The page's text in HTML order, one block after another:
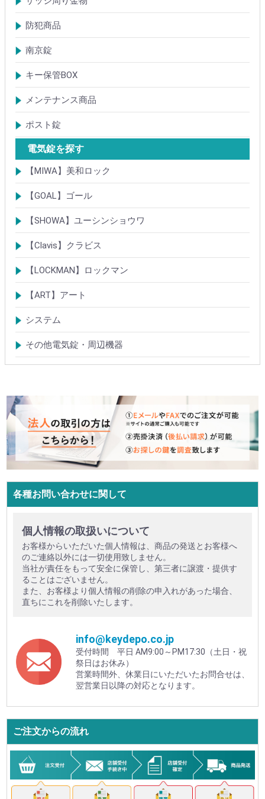
ドアガード
ドアチェーン
クレセント錠
丁番
フランス落とし
ドアクローザ
防犯商品
防犯簡易錠
防犯サムターン
ガードプレート・Lフロント
その他
南京錠
【ALPHA】アルファ
【ABUS】アバス
その他
キー保管BOX
大型キーBOX
小型キーBOX
メンテナンス商品
鍵の潤滑剤
サッシ調整ツール
ポスト錠
【Tajima(MET)】
【DAIKEN】
【コーワソニア】
【キョーワナスタ】
【リンタツ】
その他
電気錠を探す
【MIWA】美和ロック
電気錠・電気ストライク
通電金具
制御器・操作器
電材・その他
BANシリーズ
非接触キー・IDカード
Raccessシリーズ
ノンタッチシリーズ
iELシリーズ
FKL・FeliCa・MIFARE
キースイッチ
補修品・代替品
【GOAL】ゴール
電気錠
通電金具
電気錠システム製品
キースイッチ
【SHOWA】ユーシンショウワ
電気錠・電気ストライク
電気錠システム製品
キースイッチ
【Clavis】クラビス
電気錠
電気錠システム製品
Tebra(ハンズフリー)
キースイッチ
【LOCKMAN】ロックマン
電磁式電気錠
電磁錠取付ブラケット
電気錠システム製品
【ART】アート
電気錠システム
入退管理システム
システム
テンキーシステム
静脈認証システム
ICカード認証システム
その他電気錠・周辺機器
各種お問い合わせに関して
個人情報の取扱いについて
お客様からいただいた個人情報は、商品の発送とお客様へ
のご連絡以外には一切使用致しません。
当社が責任をもって安全に保管し、第三者に譲渡・提供す
ることはございません。
また、お客様より個人情報の削除の申入れがあった場合、
直ちにこれを削除いたします。
info@keydepo.co.jp
受付時間 平日 AM9:00～PM17:30（土日・祝
祭日はお休み）
営業時間外、休業日にいただいたお問合せは、
翌営業日以降の対応となります。
ご注文からの流れ